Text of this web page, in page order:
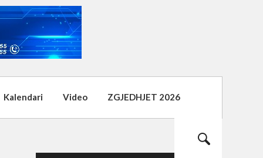
Kalendari Video ZGJEDHJET 2026